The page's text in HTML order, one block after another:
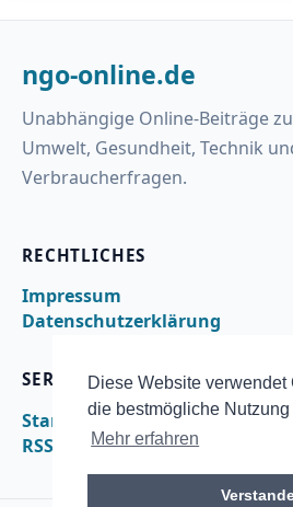
Diese Website verwendet
die bestmögliche
Mehr erfahren
ngo-online.de
Unabhängige Online-Beiträge
Umwelt, Gesundheit, Technik
Verbraucherfragen.
RECHTLICHES
Impressum
Datenschutzerklärung
SERVICE
Startseite
RSS